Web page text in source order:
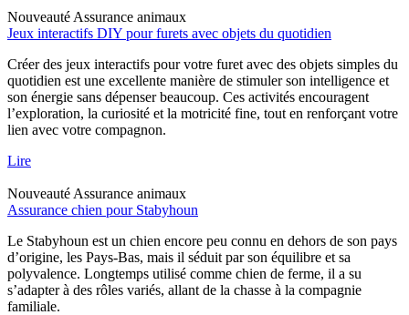
Nouveauté Assurance animaux
Jeux interactifs DIY pour furets avec objets du quotidien
Créer des jeux interactifs pour votre furet avec des objets simples du
quotidien est une excellente manière de stimuler son intelligence et
son énergie sans dépenser beaucoup. Ces activités encouragent
l’exploration, la curiosité et la motricité fine, tout en renforçant votre
lien avec votre compagnon.
Lire
Nouveauté Assurance animaux
Assurance chien pour Stabyhoun
Le Stabyhoun est un chien encore peu connu en dehors de son pays
d’origine, les Pays-Bas, mais il séduit par son équilibre et sa
polyvalence. Longtemps utilisé comme chien de ferme, il a su
s’adapter à des rôles variés, allant de la chasse à la compagnie
familiale.